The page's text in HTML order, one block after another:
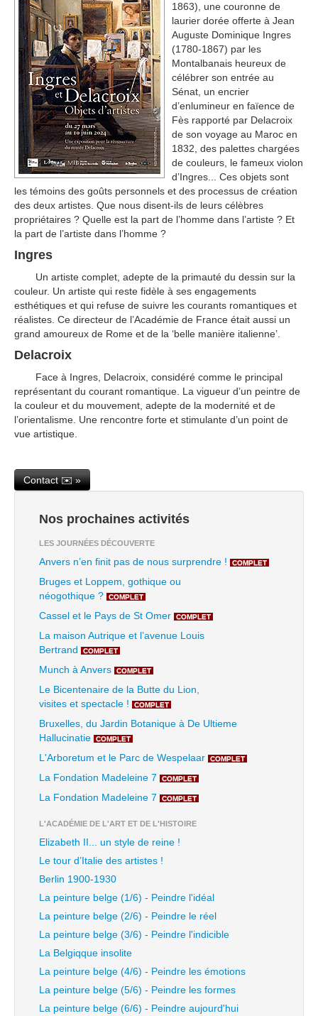
1863), une couronne de
laurier dorée offerte à Jean
Auguste Dominique Ingres
(1780-1867) par les
Montalbanais heureux de
célébrer son entrée au
Sénat, un encrier
d’enlumineur en faïence de
Fès rapporté par Delacroix
de son voyage au Maroc en
1832, des palettes chargées
de couleurs, le fameux violon
d’Ingres... Ces objets sont
les témoins des goûts personnels et des processus de création
des deux artistes. Que nous disent-ils de leurs célèbres
propriétaires ? Quelle est la part de l’homme dans l’artiste ? Et
la part de l’artiste dans l’homme ?
Ingres
Un artiste complet, adepte de la primauté du dessin sur la
couleur. Un artiste qui reste fidèle à ses engagements
esthétiques et qui refuse de suivre les courants romantiques et
réalistes. Ce directeur de l’Académie de France était aussi un
grand amoureux de Rome et de la ‘belle manière italienne’.
Delacroix
Face à Ingres, Delacroix, considéré comme le principal
représentant du courant romantique. La vigueur d’un peintre de
la couleur et du mouvement, adepte de la modernité et de
l’orientalisme. Une rencontre forte et stimulante d’un point de
vue artistique.
Contact ✉️ »
Nos prochaines activités
LES JOURNÉES DÉCOUVERTE
Anvers n’en finit pas de nous surprendre ! COMPLET
Bruges et Loppem, gothique ou
néogothique ?
COMPLET
Cassel et le Pays de St Omer COMPLET
La maison Autrique et l’avenue Louis
Bertrand
COMPLET
Munch à Anvers COMPLET
Le Bicentenaire de la Butte du Lion,
visites et spectacle !
COMPLET
Bruxelles, du Jardin Botanique à De Ultieme
Hallucinatie
COMPLET
L'Arboretum et le Parc de Wespelaar COMPLET
La Fondation Madeleine 7 COMPLET
La Fondation Madeleine 7 COMPLET
L'ACADÉMIE DE L'ART ET DE L'HISTOIRE
Elizabeth II... un style de reine !
Le tour d’Italie des artistes !
Berlin 1900-1930
La peinture belge (1/6) - Peindre l'idéal
La peinture belge (2/6) - Peindre le réel
La peinture belge (3/6) - Peindre l'indicible
La Belgiqque insolite
La peinture belge (4/6) - Peindre les émotions
La peinture belge (5/6) - Peindre les formes
La peinture belge (6/6) - Peindre aujourd'hui